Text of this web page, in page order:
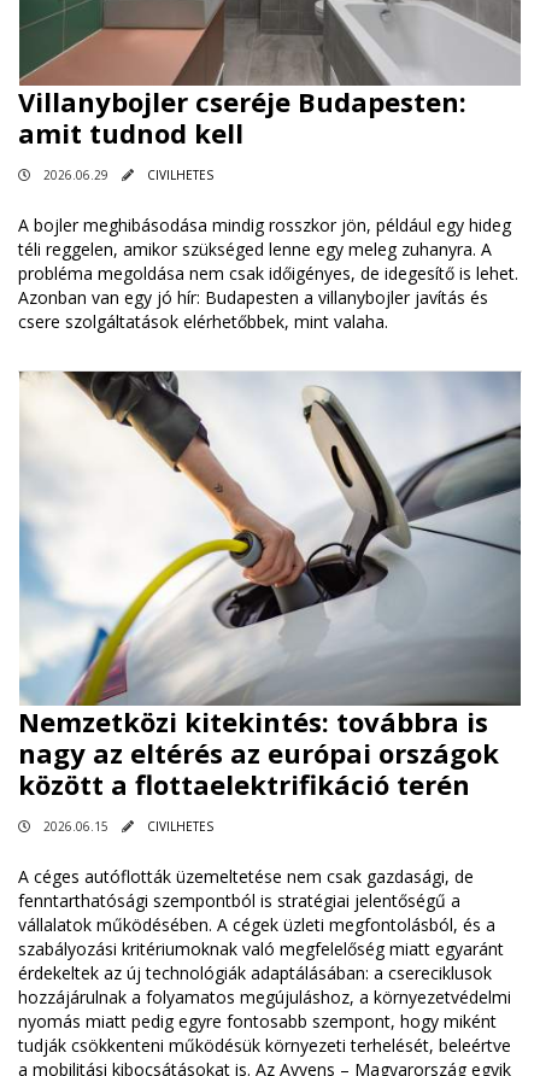
Villanybojler cseréje Budapesten:
amit tudnod kell
2026.06.29 CIVILHETES
A bojler meghibásodása mindig rosszkor jön, például egy hideg
téli reggelen, amikor szükséged lenne egy meleg zuhanyra. A
probléma megoldása nem csak időigényes, de idegesítő is lehet.
Azonban van egy jó hír: Budapesten a villanybojler javítás és
csere szolgáltatások elérhetőbbek, mint valaha.
Nemzetközi kitekintés: továbbra is
nagy az eltérés az európai országok
között a flottaelektrifikáció terén
2026.06.15 CIVILHETES
A céges autóflották üzemeltetése nem csak gazdasági, de
fenntarthatósági szempontból is stratégiai jelentőségű a
vállalatok működésében. A cégek üzleti megfontolásból, és a
szabályozási kritériumoknak való megfelelőség miatt egyaránt
érdekeltek az új technológiák adaptálásában: a csereciklusok
hozzájárulnak a folyamatos megújuláshoz, a környezetvédelmi
nyomás miatt pedig egyre fontosabb szempont, hogy miként
tudják csökkenteni működésük környezeti terhelését, beleértve
a mobilitási kibocsátásokat is. Az Ayvens – Magyarország egyik